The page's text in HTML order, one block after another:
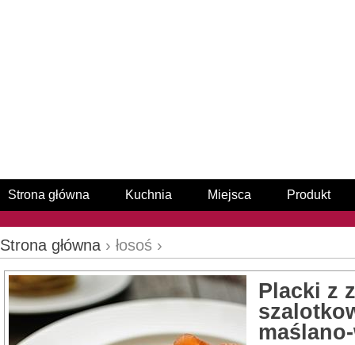
Strona główna Kuchnia Miejsca Produkt
Strona główna › łosoś ›
Placki z